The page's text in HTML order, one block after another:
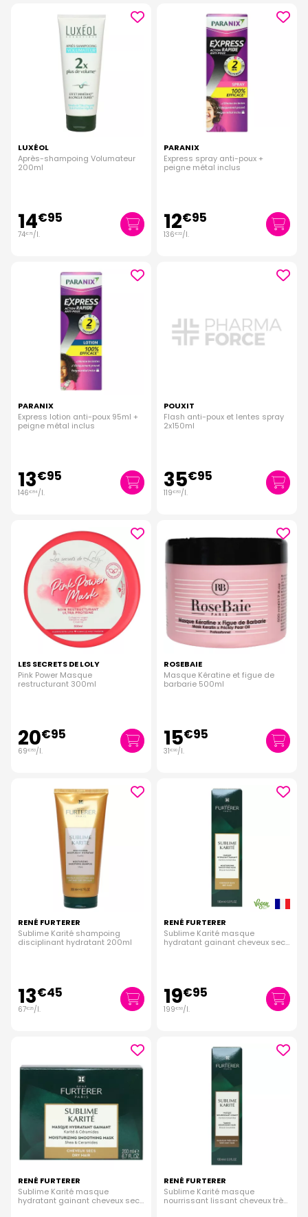
LUXÉOL
Après-shampoing Volumateur
200ml
14€95
74€75/l.
PARANIX
Express spray anti-poux +
peigne métal inclus
12€95
136€32/l.
PARANIX
Express lotion anti-poux 95ml +
peigne métal inclus
13€95
146€84 /l.
POUXIT
Flash anti-poux et lentes spray
2x150ml
35€95
119€83/l.
LES SECRETS DE LOLY
Pink Power Masque
restructurant 300ml
20€95
69€83/l.
ROSEBAIE
Masque Kératine et figue de
barbarie 500ml
15€95
31€90/l.
RENÉ FURTERER
Sublime Karité shampoing
disciplinant hydratant 200ml
13€45
67€25/l.
RENÉ FURTERER
Sublime Karité masque
hydratant gainant cheveux secs
19€95
199€50/l.
RENÉ FURTERER
Sublime Karité masque
hydratant gainant cheveux secs
RENÉ FURTERER
Sublime Karité masque
nourrissant lissant cheveux très